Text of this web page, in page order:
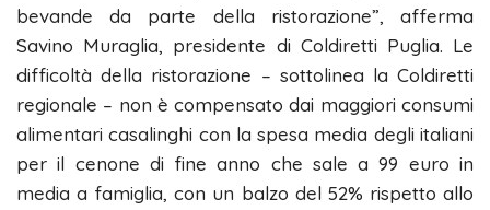
bevande da parte della ristorazione”, afferma
Savino Muraglia, presidente di Coldiretti Puglia. Le
difficoltà della ristorazione – sottolinea la Coldiretti
regionale – non è compensato dai maggiori consumi
alimentari casalinghi con la spesa media degli italiani
per il cenone di fine anno che sale a 99 euro in
media a famiglia, con un balzo del 52% rispetto allo